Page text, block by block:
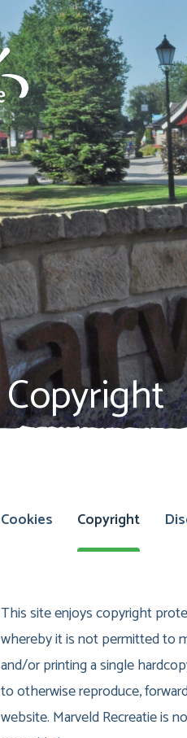
Copyright
Cookies Copyright
This site enjoys copyright
whereby it is not permitted to
and/or printing a single
to otherwise reproduce,
website. Marveld Recreatie is